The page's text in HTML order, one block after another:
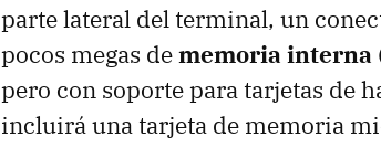
parte lateral del terminal, un
pocos megas dememoria interna
pero con soporte para tarjetas de
incluirá una tarjeta de memoria